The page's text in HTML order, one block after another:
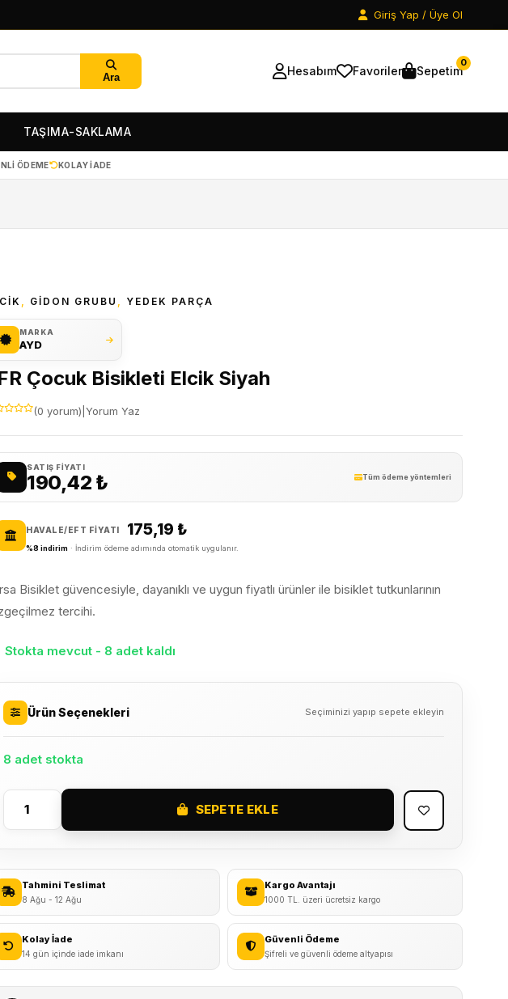
Giriş Yap / Üye Ol
Ara Hesabım Favoriler Sepetim
0
TAŞIMA-SAKLAMA
ÖDEME KOLAY IADE
GIDON GRUBU YEDEK PARÇA
MARKA
AYD
Çocuk Bisikleti Elcik Siyah
(0 yorum) Yorum Yaz
SATIŞ FIYATI
190,42 ₺ Tüm ödeme yöntemleri
HAVALE/EFT FIYATI 175,19 ₺
%8 indirim · İndirim ödeme adımında otomatik uygulanır.
Bisiklet güvencesiyle, dayanıklı ve uygun fiyatlı ürünler ile bisiklet tutkunlarının
tercihi.
Stokta mevcut - 8 adet kaldı
Ürün Seçenekleri Seçiminizi yapıp sepete ekleyin
8 adet stokta
Elcik
Siyah
adet
SEPETE EKLE
Tahmini Teslimat
8 Ağu - 12 Ağu
Kargo Avantajı
1000 TL. üzeri ücretsiz kargo
Kolay İade
14 gün içinde iade imkanı
Güvenli Ödeme
Şifreli ve güvenli ödeme altyapısı